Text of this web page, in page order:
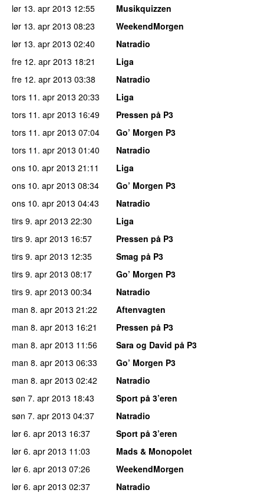
lør 13. apr 2013 12:55
Musikquizzen
lør 13. apr 2013 08:23
WeekendMorgen
lør 13. apr 2013 02:40
Natradio
fre 12. apr 2013 18:21
Liga
fre 12. apr 2013 03:38
Natradio
tors 11. apr 2013 20:33
Liga
tors 11. apr 2013 16:49
Pressen på P3
tors 11. apr 2013 07:04
Go’ Morgen P3
tors 11. apr 2013 01:40
Natradio
ons 10. apr 2013 21:11
Liga
ons 10. apr 2013 08:34
Go’ Morgen P3
ons 10. apr 2013 04:43
Natradio
tirs 9. apr 2013 22:30
Liga
tirs 9. apr 2013 16:57
Pressen på P3
tirs 9. apr 2013 12:35
Smag på P3
tirs 9. apr 2013 08:17
Go’ Morgen P3
tirs 9. apr 2013 00:34
Natradio
man 8. apr 2013 21:22
Aftenvagten
man 8. apr 2013 16:21
Pressen på P3
man 8. apr 2013 11:56
Sara og David på P3
man 8. apr 2013 06:33
Go’ Morgen P3
man 8. apr 2013 02:42
Natradio
søn 7. apr 2013 18:43
Sport på 3’eren
søn 7. apr 2013 04:37
Natradio
lør 6. apr 2013 16:37
Sport på 3’eren
lør 6. apr 2013 11:03
Mads & Monopolet
lør 6. apr 2013 07:26
WeekendMorgen
lør 6. apr 2013 02:37
Natradio